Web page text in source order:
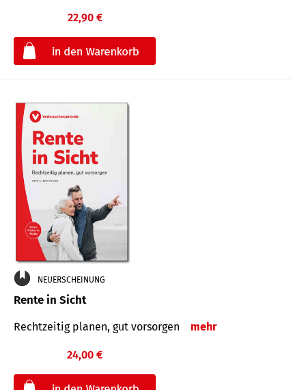
22,90 €
NEUERSCHEINUNG
Rente in Sicht
Rechtzeitig planen, gut vorsorgen mehr
24,00 €